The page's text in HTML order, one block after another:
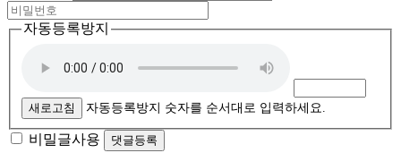
자동등록방지
새로고침 자동등록방지 숫자를 순서대로 입력하세요.
비밀글사용